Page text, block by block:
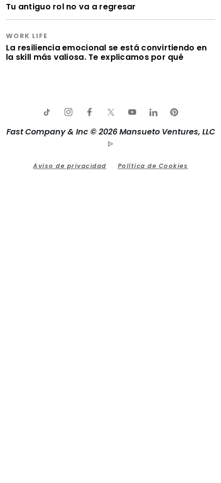
Tu antiguo rol no va a regresar
WORK LIFE
La resiliencia emocional se está convirtiendo en
la skill más valiosa. Te explicamos por qué
Fast Company & Inc © 2026 Mansueto Ventures, LLC
Aviso de privacidad Política de Cookies